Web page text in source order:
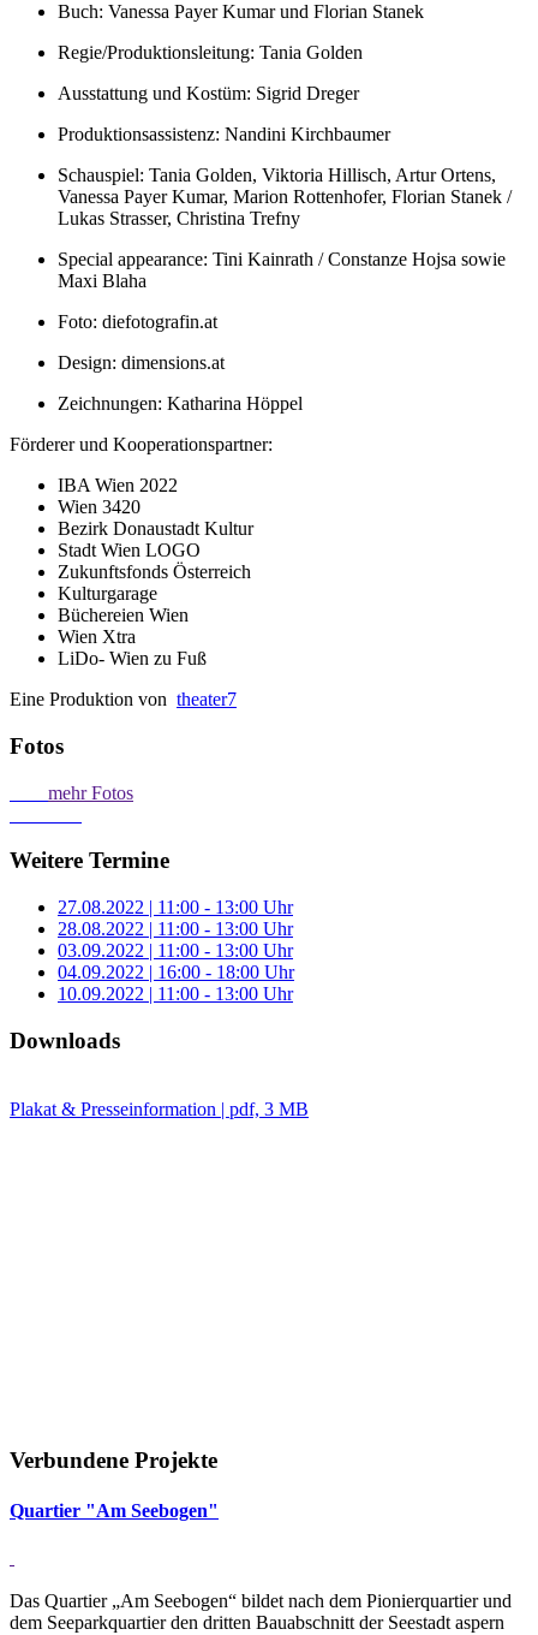
Buch: Vanessa Payer Kumar und Florian Stanek
Regie/Produktionsleitung: Tania Golden
Ausstattung und Kostüm: Sigrid Dreger
Produktionsassistenz: Nandini Kirchbaumer
Schauspiel: Tania Golden, Viktoria Hillisch, Artur Ortens,
Vanessa Payer Kumar, Marion Rottenhofer, Florian Stanek /
Lukas Strasser, Christina Trefny
Special appearance: Tini Kainrath / Constanze Hojsa sowie
Maxi Blaha
Foto: diefotografin.at
Design: dimensions.at
Zeichnungen: Katharina Höppel
Förderer und Kooperationspartner:
IBA Wien 2022
Wien 3420
Bezirk Donaustadt Kultur
Stadt Wien LOGO
Zukunftsfonds Österreich
Kulturgarage
Büchereien Wien
Wien Xtra
LiDo- Wien zu Fuß
Eine Produktion von theater7
Fotos
mehr Fotos
Weitere Termine
27.08.2022 | 11:00 - 13:00 Uhr
28.08.2022 | 11:00 - 13:00 Uhr
03.09.2022 | 11:00 - 13:00 Uhr
04.09.2022 | 16:00 - 18:00 Uhr
10.09.2022 | 11:00 - 13:00 Uhr
Downloads
Plakat & Presseinformation | pdf, 3 MB
Verbundene Projekte
Quar­tier "Am See­bogen"
Das Quartier „Am Seebogen“ bildet nach dem Pionierquartier und
dem Seeparkquartier den dritten Bauabschnitt der Seestadt aspern